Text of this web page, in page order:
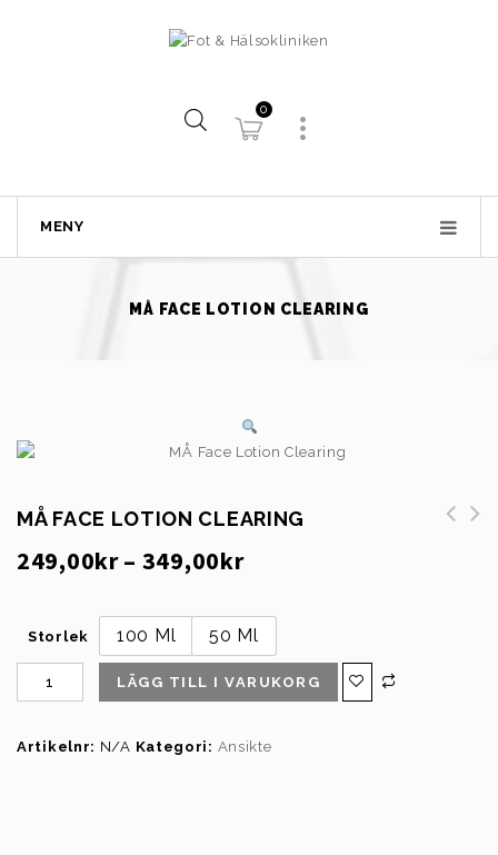
0
MENY
MÅ FACE LOTION CLEARING
MÅ FACE LOTION CLEARING
249,00kr– 349,00kr
Storlek 100 Ml 50 Ml
LÄGG TILL I VARUKORG
Artikelnr: N/A Kategori: Ansikte